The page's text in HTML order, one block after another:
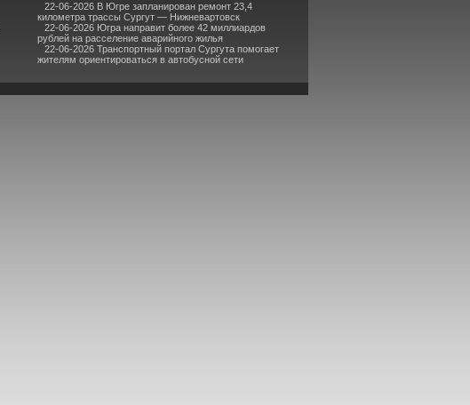
22-06-2026 В Югре запланирован ремонт 23,4
километра трассы Сургут — Нижневартовск
22-06-2026 Югра направит более 42 миллиардов
рублей на расселение аварийного жилья
22-06-2026 Транспортный портал Сургута помогает
жителям ориентироваться в автобусной сети